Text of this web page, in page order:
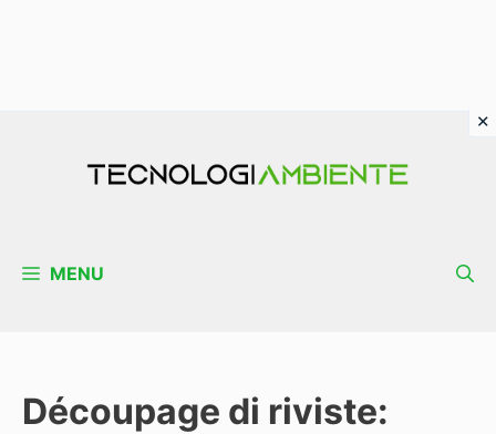
MENU
Découpage di riviste: